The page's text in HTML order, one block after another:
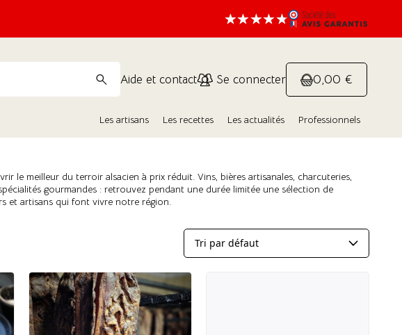
Aide et contact Se connecter 0,00 €
Les artisans Les recettes Les actualités Professionnels
le meilleur du terroir alsacien à prix réduit. Vins, bières artisanales, charcuteries,
gourmandes : retrouvez pendant une durée limitée une sélection de
et artisans qui font vivre notre région.